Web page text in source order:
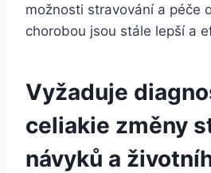
možnosti stravování a péče
chorobou jsou stále lepší a
Vyžaduje
celiakie změny
návyků a